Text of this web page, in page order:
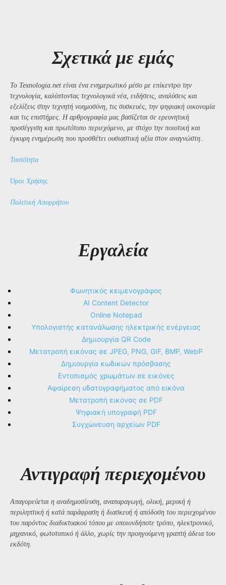
Σχετικά με εμάς
Το Texnologia.net είναι ένα ενημερωτικό μέσο με επίκεντρο την
τεχνολογία, καλύπτοντας τεχνολογικά νέα, ειδήσεις, αναλύσεις και
εξελίξεις στην τεχνητή νοημοσύνη, τις συσκευές, την ψηφιακή οικονομία
και τις επιστήμες. Η αρθρογραφία μας βασίζεται σε ερευνητική
προσέγγιση και πρωτότυπο περιεχόμενο, με στόχο την ποιοτική και
έγκυρη ενημέρωση που προσθέτει ουσιαστική αξία στον αναγνώστη..
Ταυτότητα
Όροι Χρήσης
Πολιτική Απορρήτου
Εργαλεία
Φωνητικός κειμενογράφος
AI Content Detector
Online Notepad
Υπολογιστής κατανάλωσης ηλεκτρικής ενέργειας
Δημιουργία QR Code
Μετατροπή εικόνας σε JPEG, PNG, GIF, BMP, WebP
Δημιουργία κωδικών πρόσβασης
Εντοπισμός χρωμάτων σε εικόνες
Αφαίρεση υδατογραφήματος από εικόνα
Μετατροπή εικόνας σε PDF
Ψηφιακή υπογραφή PDF
Συγχώνευση αρχείων PDF
Αντιγραφή περιεχομένου
Απαγορεύεται η αναδημοσίευση, αναπαραγωγή, ολική, μερική ή
περιληπτική ή κατά παράφραση ή διασκευή ή απόδοση του περιεχομένου
του παρόντος διαδικτυακού τόπου με οποιονδήποτε τρόπο, ηλεκτρονικό,
μηχανικό, φωτοτυπικό ή άλλο, χωρίς την προηγούμενη γραπτή άδεια του
εκδότη.